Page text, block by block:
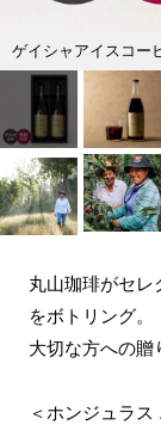
丸山珈琲がセレ
をボトリング。
大切な方への贈
＜ホンジュラス